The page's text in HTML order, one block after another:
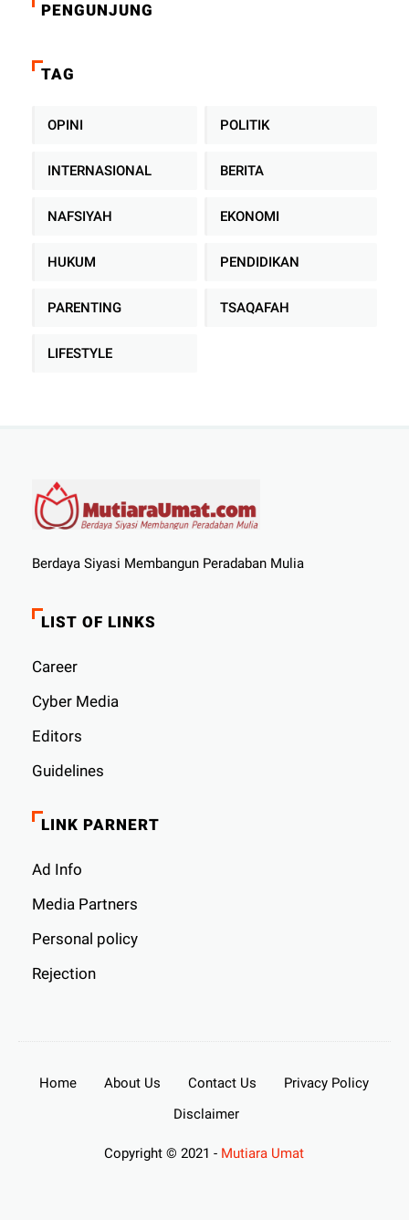
PENGUNJUNG
TAG
OPINI POLITIK
INTERNASIONAL BERITA
NAFSIYAH EKONOMI
HUKUM PENDIDIKAN
PARENTING TSAQAFAH
LIFESTYLE
Berdaya Siyasi Membangun Peradaban Mulia
LIST OF LINKS
Career
Cyber ​​Media
Editors
Guidelines
LINK PARNERT
Ad Info
Media Partners
Personal policy
Rejection
Home About Us Contact Us
Privacy Policy
Disclaimer
Copyright © 2021 - Mutiara Umat